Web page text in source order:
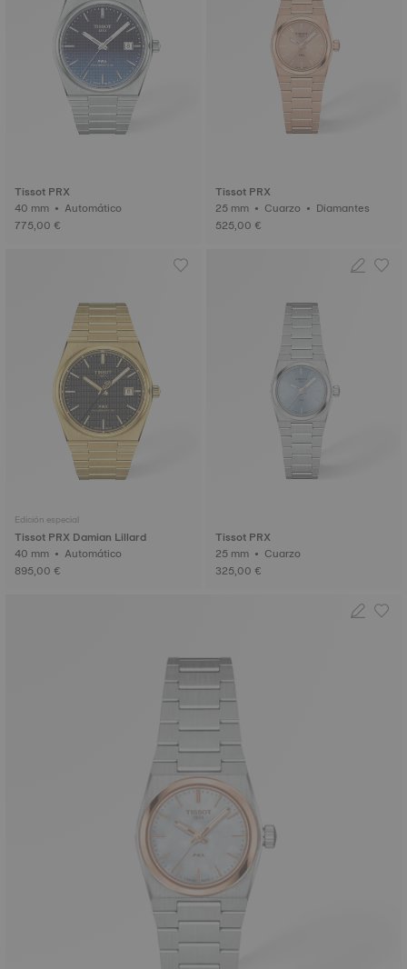
Tissot PRX
40 mm • Automático
775,00 €
Tissot PRX
25 mm • Cuarzo • Diamantes
525,00 €
Edición especial
Tissot PRX Damian Lillard
40 mm • Automático
895,00 €
Tissot PRX
25 mm • Cuarzo
325,00 €